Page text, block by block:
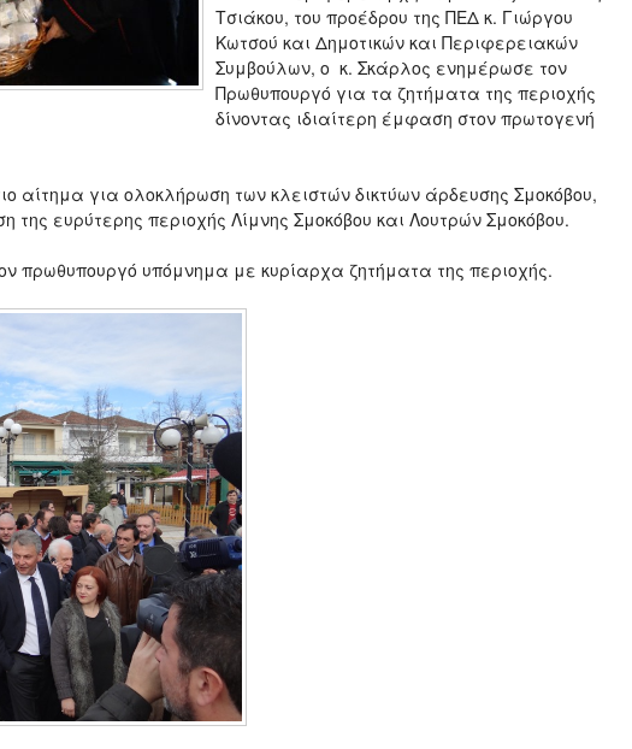
Τσιάκου, του προέδρου της ΠΕΔ κ. Γιώργου
Κωτσού και Δημοτικών και Περιφερειακών
Συμβούλων, ο κ. Σκάρλος ενημέρωσε τον
Πρωθυπουργό για τα ζητήματα της περιοχής
δίνοντας ιδιαίτερη έμφαση στον πρωτογενή
για ολοκλήρωση των κλειστών δικτύων άρδευσης Σμοκόβου,
της ευρύτερης περιοχής Λίμνης Σμοκόβου και Λουτρών Σμοκόβου.
πρωθυπουργό υπόμνημα με κυρίαρχα ζητήματα της περιοχής.